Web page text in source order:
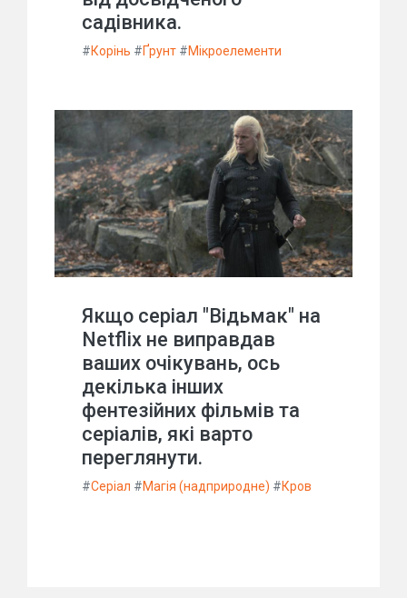
садівника.
#Корінь #Ґрунт #Мікроелементи
Якщо серіал "Відьмак" на
Netflix не виправдав
ваших очікувань, ось
декілька інших
фентезійних фільмів та
серіалів, які варто
переглянути.
#Серіал #Магія (надприродне) #Кров